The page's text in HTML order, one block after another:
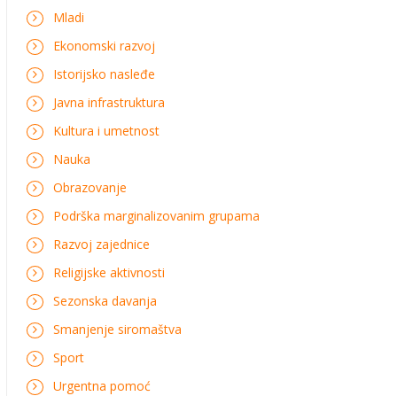
Mladi
Ekonomski razvoj
Istorijsko nasleđe
Javna infrastruktura
Kultura i umetnost
Nauka
Obrazovanje
Podrška marginalizovanim grupama
Razvoj zajednice
Religijske aktivnosti
Sezonska davanja
Smanjenje siromaštva
Sport
Urgentna pomoć